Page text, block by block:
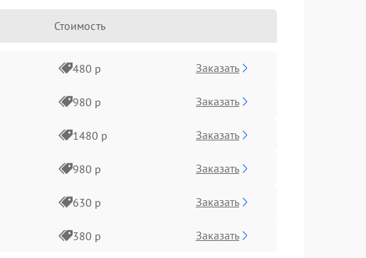
Стоимость
480 р Заказать
980 р Заказать
1480 р Заказать
980 р Заказать
630 р Заказать
380 р Заказать